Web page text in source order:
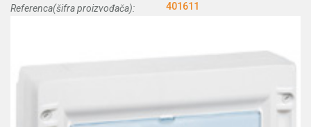
Referenca(šifra proizvođača):
401611